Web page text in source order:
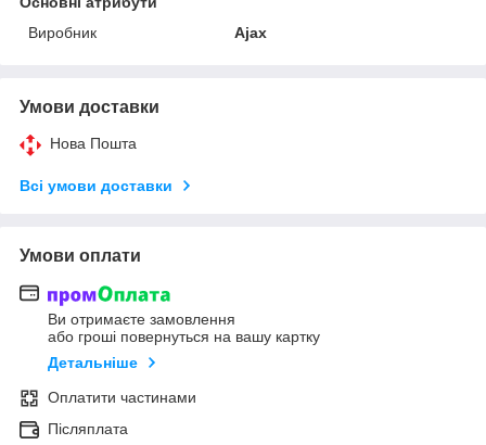
Виробник
Ajax
Умови доставки
Нова Пошта
Всі умови доставки
Умови оплати
Ви отримаєте замовлення
або гроші повернуться на вашу картку
Детальніше
Оплатити частинами
Післяплата